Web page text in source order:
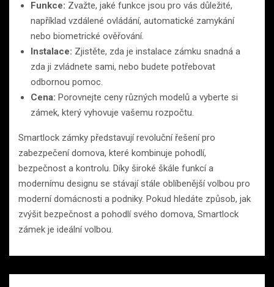
Funkce: Zvažte, jaké funkce jsou pro vás důležité,
například vzdálené ovládání, automatické zamykání
nebo biometrické ověřování.
Instalace: Zjistěte, zda je instalace zámku snadná a
zda ji zvládnete sami, nebo budete potřebovat
odbornou pomoc.
Cena: Porovnejte ceny různých modelů a vyberte si
zámek, který vyhovuje vašemu rozpočtu.
Smartlock zámky představují revoluční řešení pro
zabezpečení domova, které kombinuje pohodlí,
bezpečnost a kontrolu. Díky široké škále funkcí a
modernímu designu se stávají stále oblíbenější volbou pro
moderní domácnosti a podniky. Pokud hledáte způsob, jak
zvýšit bezpečnost a pohodlí svého domova, Smartlock
zámek je ideální volbou.